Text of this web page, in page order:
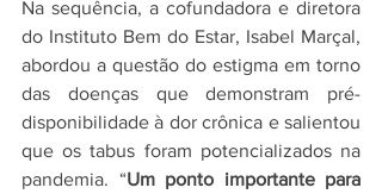
Na sequência, a cofundadora e diretora
do Instituto Bem do Estar, Isabel Marçal,
abordou a questão do estigma em torno
das doenças que demonstram pré-
disponibilidade à dor crônica e salientou
que os tabus foram potencializados na
pandemia. “Um ponto importante para